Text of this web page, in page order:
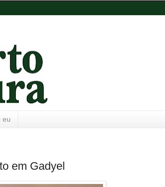
eu
em Gadyel